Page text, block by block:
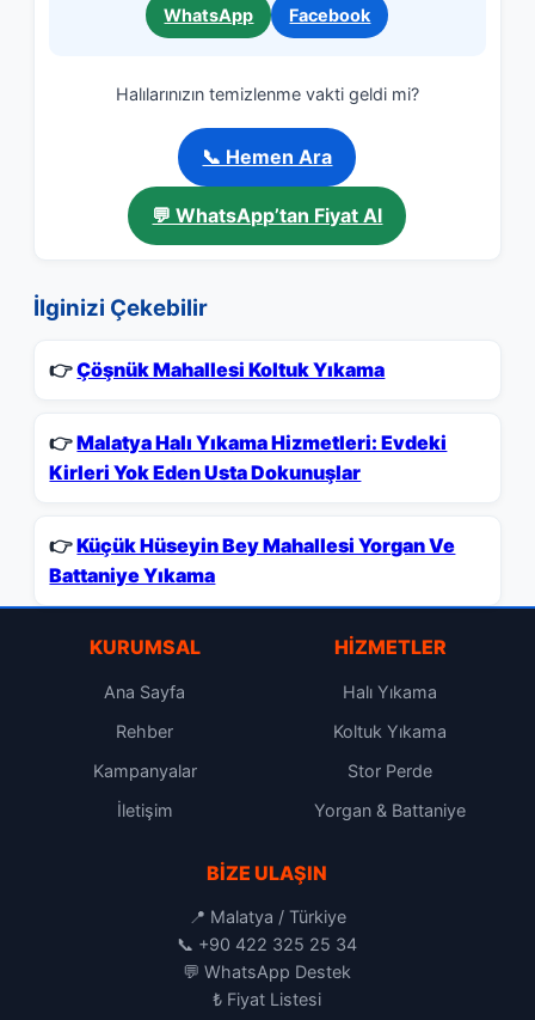
WhatsApp Facebook
Halılarınızın temizlenme vakti geldi mi?
📞 Hemen Ara
💬 WhatsApp’tan Fiyat Al
İlginizi Çekebilir
👉Çöşnük Mahallesi Koltuk Yıkama
👉Malatya Halı Yıkama Hizmetleri: Evdeki
Kirleri Yok Eden Usta Dokunuşlar
👉Küçük Hüseyin Bey Mahallesi Yorgan Ve
Battaniye Yıkama
KURUMSAL
Ana Sayfa
Rehber
Kampanyalar
İletişim
HIZMETLER
Halı Yıkama
Koltuk Yıkama
Stor Perde
Yorgan & Battaniye
BIZE ULAŞIN
📍 Malatya / Türkiye
📞 +90 422 325 25 34
💬WhatsApp Destek
₺ Fiyat Listesi